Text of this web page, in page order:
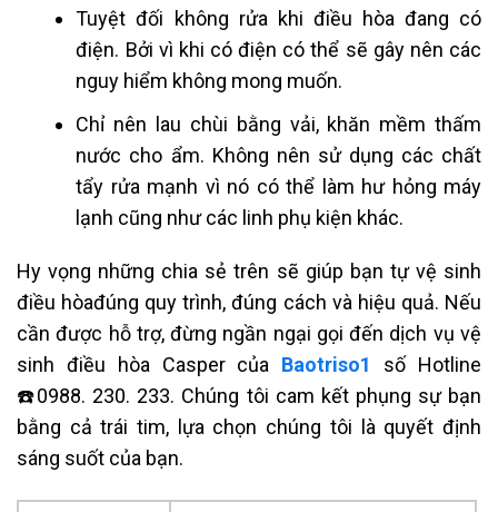
Tuyệt đối không rửa khi điều hòa đang có
điện. Bởi vì khi có điện có thể sẽ gây nên các
nguy hiểm không mong muốn.
Chỉ nên lau chùi bằng vải, khăn mềm thấm
nước cho ẩm. Không nên sử dụng các chất
tẩy rửa mạnh vì nó có thể làm hư hỏng máy
lạnh cũng như các linh phụ kiện khác.
Hy vọng những chia sẻ trên sẽ giúp bạn tự vệ sinh
điều hòađúng quy trình, đúng cách và hiệu quả. Nếu
cần được hỗ trợ, đừng ngần ngại gọi đến dịch vụ vệ
sinh điều hòa Casper của Baotriso1
số Hotline
☎️0988. 230. 233. Chúng tôi cam kết phụng sự bạn
bằng cả trái tim, lựa chọn chúng tôi là quyết định
sáng suốt của bạn.